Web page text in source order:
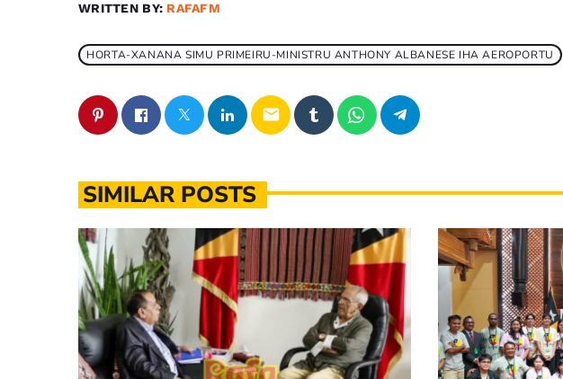
WRITTEN BY: RAFAFM
HORTA-XANANA SIMU PRIMEIRU-MINISTRU ANTHONY ALBANESE IHA AEROPORTU
email
SIMILAR POSTS